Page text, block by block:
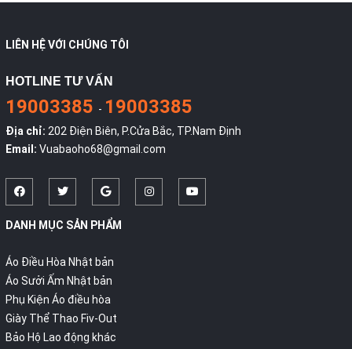
LIÊN HỆ VỚI CHÚNG TÔI
HOTLINE TƯ VẤN
19003385 - 19003385
Địa chỉ: 202 Điện Biên, P.Cửa Bắc, TP.Nam Định
Email: Vuabaoho68@gmail.com
DANH MỤC SẢN PHẨM
Áo Điều Hòa Nhật bản
Áo Sưởi Ấm Nhật bản
Phụ Kiện Áo điều hòa
Giày Thể Thao Fiv-Out
Bảo Hộ Lao động khác